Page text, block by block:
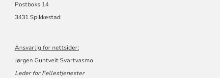
Postboks 14
3431 Spikkestad
Ansvarlig for nettsider:
Jørgen Guntveit Svartvasmo
Leder for Fellestjenester